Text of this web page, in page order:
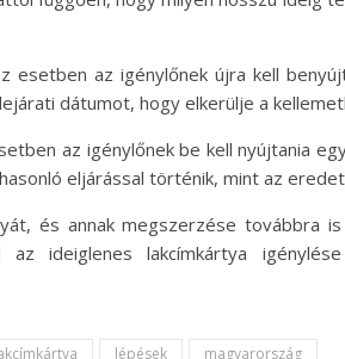
esetben az igénylőnek újra kell
dátumot, hogy elkerülje a
az igénylőnek be kell nyújtania
eljárással történik, mint az
és annak megszerzése továbbra is
ideiglenes lakcímkártya
lépések magyarország